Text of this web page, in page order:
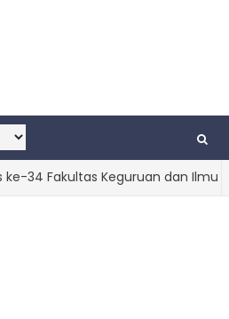
Keguruan dan Ilmu